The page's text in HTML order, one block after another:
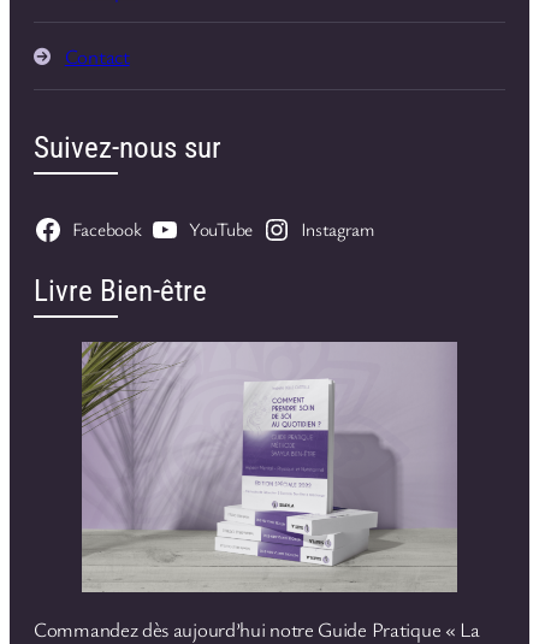
Contact
Suivez-nous sur
Facebook YouTube Instagram
Livre Bien-être
Commandez dès aujourd’hui notre Guide Pratique « La